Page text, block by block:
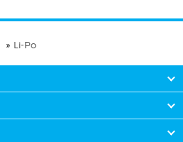
Li-Po